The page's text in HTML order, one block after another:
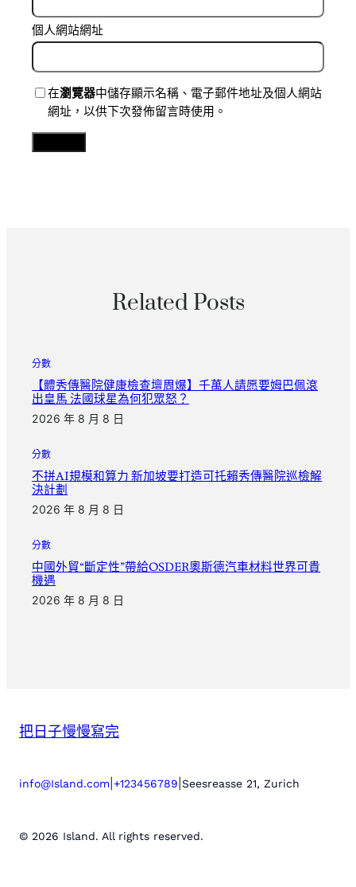
個人網站網址
在瀏覽器中儲存顯示名稱、電子郵件地址及個人網站
網址，以供下次發佈留言時使用。
Related Posts
分數
【體秀傳醫院健康檢查壇周爆】千萬人請愿要姆巴佩滾
出皇馬 法國球星為何犯眾怒？
2026 年 8 月 8 日
分數
不拼AI規模和算力 新加坡要打造可托賴秀傳醫院巡檢解
決計劃
2026 年 8 月 8 日
分數
中國外貿“斷定性”帶給OSDER奧斯德汽車材料世界可貴
機遇
2026 年 8 月 8 日
把日子慢慢寫完
info@Island.com +123456789 Seesreasse 21, Zurich
© 2026 Island. All rights reserved.